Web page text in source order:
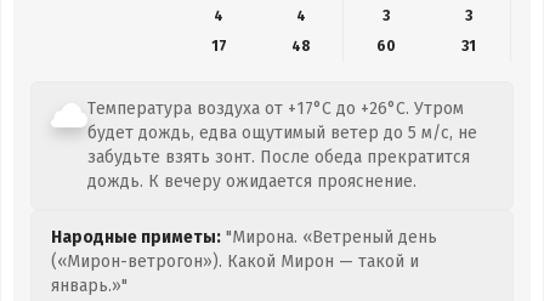
4
4 3
3
17
48 60 31
Температура воздуха от +17°C до +26°C. Утром
будет дождь, едва ощутимый ветер до 5 м/с, не
забудьте взять зонт. После обеда прекратится
дождь. К вечеру ожидается прояснение.
Народные приметы: "Мирона. «Ветреный день
(«Мирон-ветрогон»). Какой Мирон — такой и
январь.»"